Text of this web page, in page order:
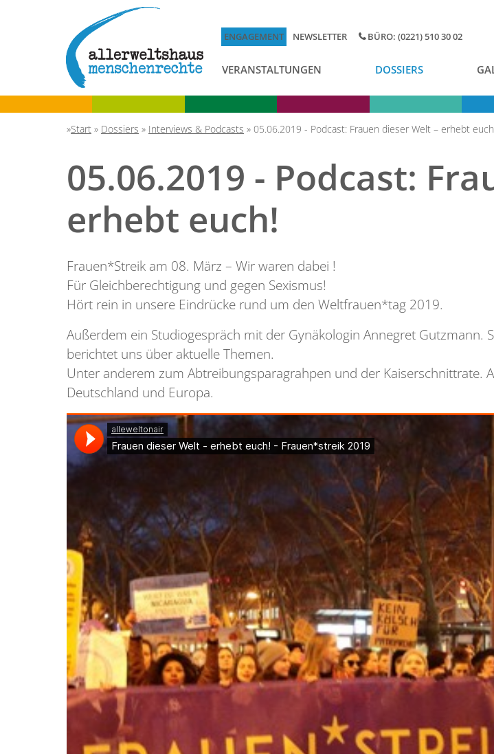
BÜRO: (0221) 510 30 02
ENGAGEMENT NEWSLETTER
VERANSTALTUNGEN DOSSIERS
Start » Dossiers » Interviews & Podcasts » 05.06.2019 - Podcast: Frauen dieser Welt – erhebt
05.06.2019 - Podcast:
erhebt euch!
Frauen*Streik am 08. März – Wir waren dabei !
Für Gleichberechtigung und gegen Sexismus!
Hört rein in unsere Eindrücke rund um den Weltfrauen*tag 2019.
Außerdem ein Studiogespräch mit der Gynäkologin Annegret Gutzmann.
berichtet uns über aktuelle Themen.
Unter anderem zum Abtreibungsparagrahpen und der Kaiserschnittrate.
Deutschland und Europa.